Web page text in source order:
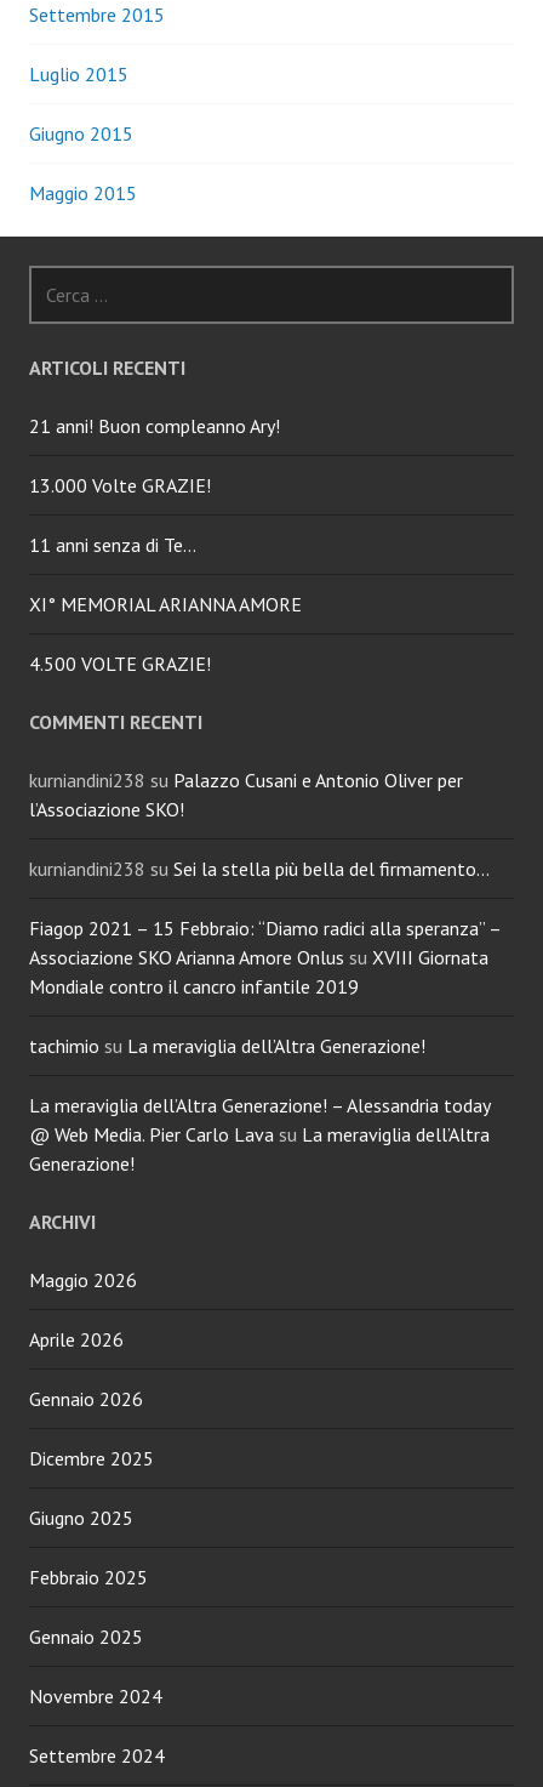
Settembre 2015
Luglio 2015
Giugno 2015
Maggio 2015
per:
ARTICOLI RECENTI
21 anni! Buon compleanno Ary!
13.000 Volte GRAZIE!
11 anni senza di Te…
XI° MEMORIAL ARIANNA AMORE
4.500 VOLTE GRAZIE!
COMMENTI RECENTI
kurniandini238 su Palazzo Cusani e Antonio Oliver per
l’Associazione SKO!
kurniandini238 su Sei la stella più bella del firmamento…
Fiagop 2021 – 15 Febbraio: “Diamo radici alla speranza” –
Associazione SKO Arianna Amore Onlus su XVIII Giornata
Mondiale contro il cancro infantile 2019
tachimio su La meraviglia dell’Altra Generazione!
La meraviglia dell’Altra Generazione! – Alessandria today
@ Web Media. Pier Carlo Lava su La meraviglia dell’Altra
Generazione!
ARCHIVI
Maggio 2026
Aprile 2026
Gennaio 2026
Dicembre 2025
Giugno 2025
Febbraio 2025
Gennaio 2025
Novembre 2024
Settembre 2024